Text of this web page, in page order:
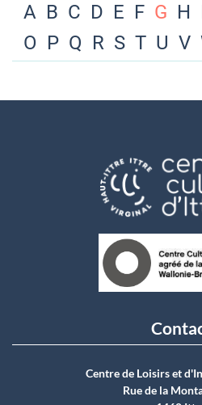
A B C D E F G H
O P Q R S T U V
Centre de Loisirs et
Rue de la